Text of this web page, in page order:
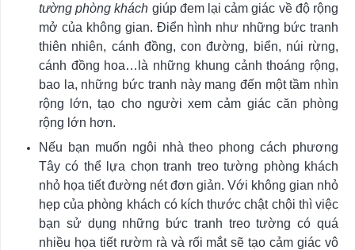
tường phòng khách giúp đem lại cảm giác về độ rộng
mở của không gian. Điển hình như những bức tranh
thiên nhiên, cánh đồng, con đường, biển, núi rừng,
cánh đồng hoa…là những khung cảnh thoáng rộng,
bao la, những bức tranh này mang đến một tầm nhìn
rộng lớn, tạo cho người xem cảm giác căn phòng
rộng lớn hơn.
Nếu bạn muốn ngôi nhà theo phong cách phương
Tây có thể lựa chọn tranh treo tường phòng khách
nhỏ họa tiết đường nét đơn giản. Với không gian nhỏ
hẹp của phòng khách có kích thước chật chội thì việc
bạn sử dụng những bức tranh treo tường có quá
nhiều họa tiết rườm rà và rối mắt sẽ tạo cảm giác vô